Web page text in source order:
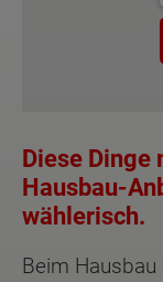
Diese Dinge
Hausbau-
wählerisch.
Beim